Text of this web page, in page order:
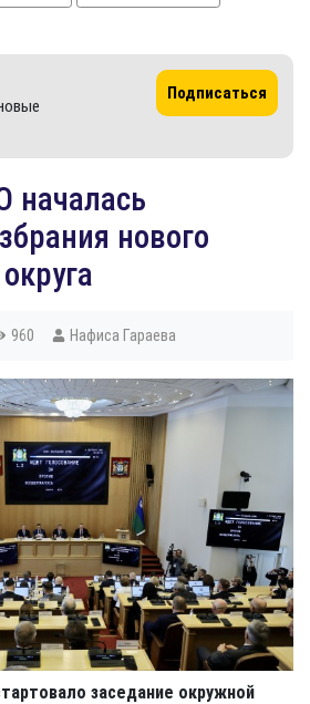
Подписаться
началась
нового
960 Нафиса Гараева
заседание окружной